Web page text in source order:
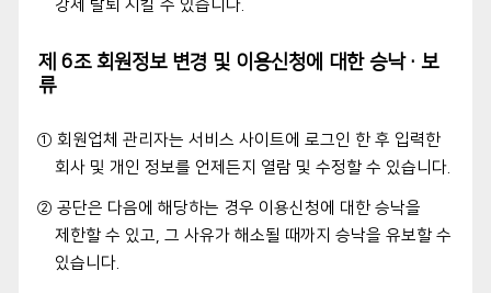
강제 탈퇴 시킬 수 있습니다.
제 6조 회원정보 변경 및 이용신청에 대한 승낙·보
류
① 회원업체 관리자는 서비스 사이트에 로그인 한 후 입력한
회사 및 개인 정보를 언제든지 열람 및 수정할 수 있습니다.
② 공단은 다음에 해당하는 경우 이용신청에 대한 승낙을
제한할 수 있고, 그 사유가 해소될 때까지 승낙을 유보할 수
있습니다.